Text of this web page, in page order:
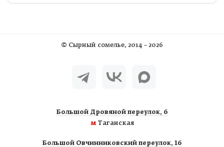
© Сырный сомелье, 2014 – 2026
Большой Дровяной переулок, 6
мТаганская
Большой Овчинниковский переулок, 16